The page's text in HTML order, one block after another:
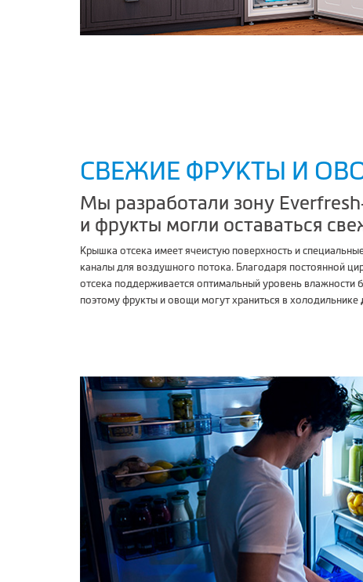
СВЕЖИЕ ФРУКТЫ И
Мы разработали зону
и фрукты могли оставаться
Крышка отсека имеет ячеистую поверхность и
каналы для воздушного потока. Благодаря постоянной
отсека поддерживается оптимальный уровень влажности
поэтому фрукты и овощи могут храниться в холодильнике